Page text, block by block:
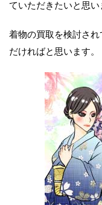
ていただきたいと思い
着物の買取を検討さ
だければと思います。